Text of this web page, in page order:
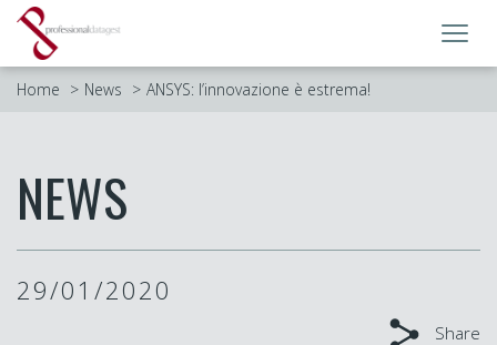
Home News ANSYS: l’innovazione è estrema!
NEWS
29/01/2020
Share